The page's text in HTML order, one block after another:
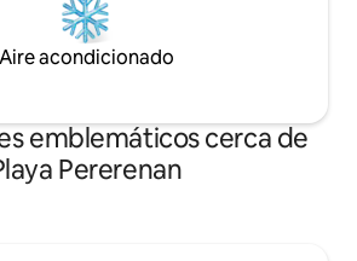
Aire acondicionado
emblemáticos cerca de
Pererenan